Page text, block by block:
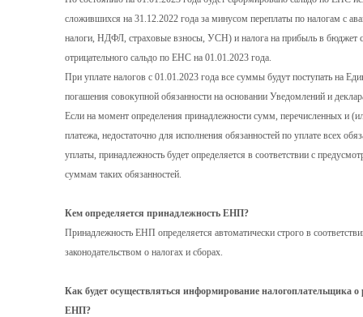
сложившихся на 31.12.2022 года за минусом переплаты по налогам с
налоги, НДФЛ, страховые взносы, УСН) и налога на прибыль в бюджет
отрицательного сальдо по ЕНС на 01.01.2023 года.
При уплате налогов с 01.01.2023 года все суммы будут поступать на
погашения совокупной обязанности на основании Уведомлений и
Если на момент определения принадлежности сумм, перечисленных и
платежа, недостаточно для исполнения обязанностей по уплате всех
уплаты, принадлежность будет определяется в соответствии с
суммам таких обязанностей.
Кем определяется принадлежность ЕНП?
Принадлежность ЕНП определяется автоматически строго в
законодательством о налогах и сборах.
Как будет осуществляться информирование налогоплательщика
ЕНП?